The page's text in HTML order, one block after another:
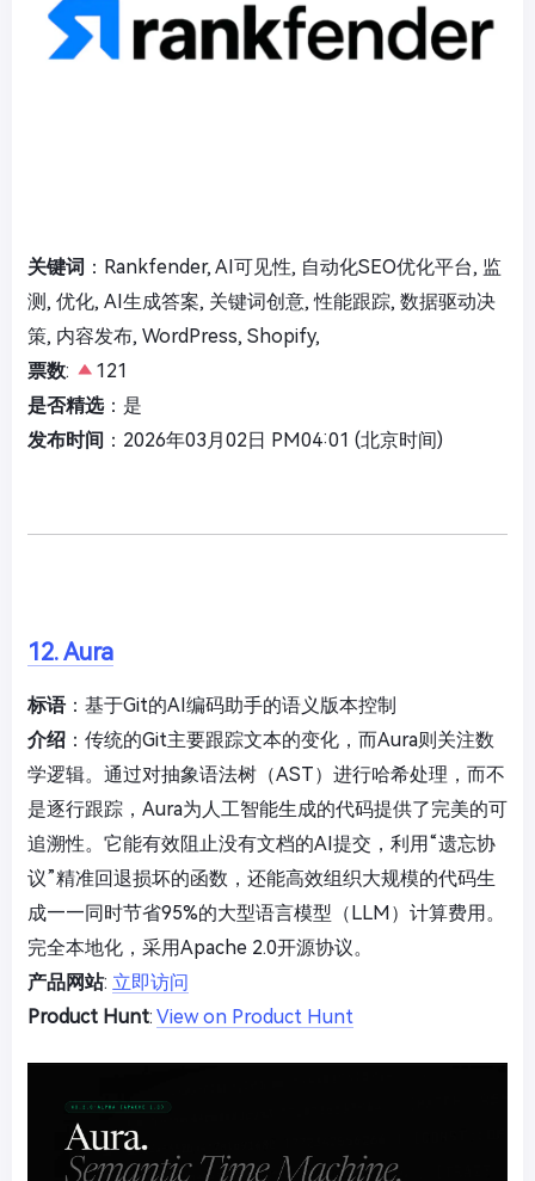
关键词 ：Rankfender, AI可见性, 自动化SEO优化平台, 监
测, 优化, AI生成答案, 关键词创意, 性能跟踪, 数据驱动决
策, 内容发布, WordPress, Shopify,
票数:
121
是否精选：是
发布时间 ：2026年03月02日 PM04:01 (北京时间)
12. Aura
标语：基于Git的AI编码助手的语义版本控制
介绍 ：传统的Git主要跟踪文本的变化，而Aura则关注数
学逻辑。通过对抽象语法树（AST）进行哈希处理，而不
是逐行跟踪，Aura为人工智能生成的代码提供了完美的可
追溯性。它能有效阻止没有文档的AI提交，利用“遗忘协
议”精准回退损坏的函数，还能高效组织大规模的代码生
成——同时节省95%的大型语言模型（LLM）计算费用。
完全本地化，采用Apache 2.0开源协议。
产品网站: 立即访问
Product Hunt: View on Product Hunt